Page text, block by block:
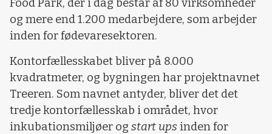
Food Park, der i dag består af 80 virksomheder
og mere end 1.200 medarbejdere, som arbejder
inden for fødevaresektoren.
Kontorfællesskabet bliver på 8.000
kvadratmeter, og bygningen har projektnavnet
Treeren. Som navnet antyder, bliver det det
tredje kontorfællesskab i området, hvor
inkubationsmiljøer og start ups inden for